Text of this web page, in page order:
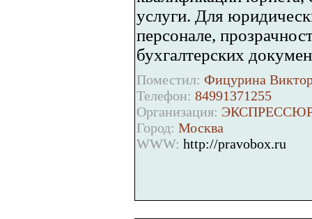
услуги. Для
персонале,
бухгалтерских
Поместил: Фицурина
Телефон: 84991371255
Организация:
Город: Москва
WWW: http://pravobox.ru